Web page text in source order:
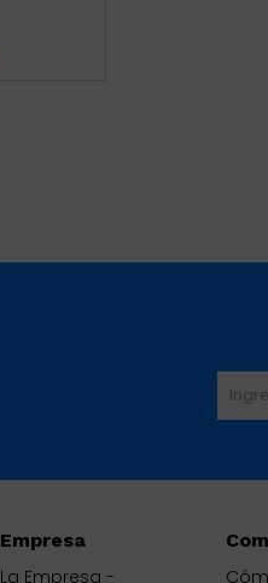
Empresa
La Empresa -